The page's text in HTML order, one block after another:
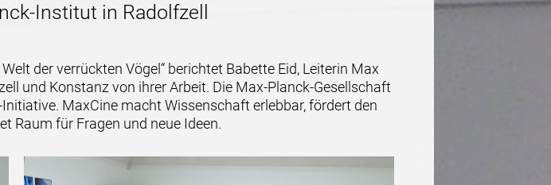
Institut in Radolfzell
Welt der verrückten Vögel“ berichtet Babette Eid, Leiterin Max
und Konstanz von ihrer Arbeit. Die Max-Planck-Gesellschaft
MaxCine macht Wissenschaft erlebbar, fördert den
Raum für Fragen und neue Ideen.